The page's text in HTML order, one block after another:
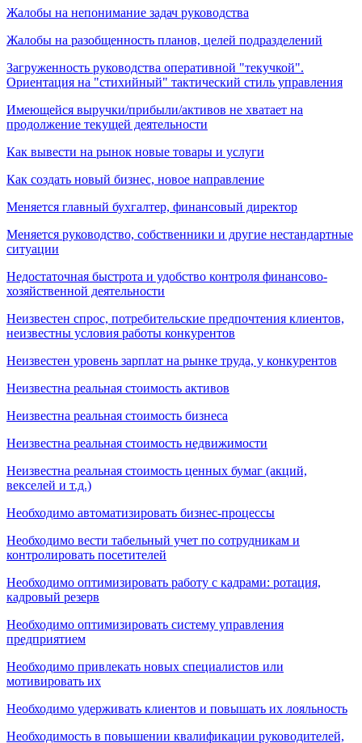
Жалобы на непонимание задач руководства
Жалобы на разобщенность планов, целей подразделений
Загруженность руководства оперативной "текучкой".
Ориентация на "стихийный" тактический стиль управления
Имеющейся выручки/прибыли/активов не хватает на
продолжение текущей деятельности
Как вывести на рынок новые товары и услуги
Как создать новый бизнес, новое направление
Меняется главный бухгалтер, финансовый директор
Меняется руководство, собственники и другие нестандартные
ситуации
Недостаточная быстрота и удобство контроля финансово-
хозяйственной деятельности
Неизвестен спрос, потребительские предпочтения клиентов,
неизвестны условия работы конкурентов
Неизвестен уровень зарплат на рынке труда, у конкурентов
Неизвестна реальная стоимость активов
Неизвестна реальная стоимость бизнеса
Неизвестна реальная стоимость недвижимости
Неизвестна реальная стоимость ценных бумаг (акций,
векселей и т.д.)
Необходимо автоматизировать бизнес-процессы
Необходимо вести табельный учет по сотрудникам и
контролировать посетителей
Необходимо оптимизировать работу с кадрами: ротация,
кадровый резерв
Необходимо оптимизировать систему управления
предприятием
Необходимо привлекать новых специалистов или
мотивировать их
Необходимо удерживать клиентов и повышать их лояльность
Необходимость в повышении квалификации руководителей,